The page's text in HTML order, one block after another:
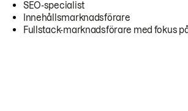
SEO-specialist
Innehållsmarknadsförare
Fullstack-marknadsförare med fokus